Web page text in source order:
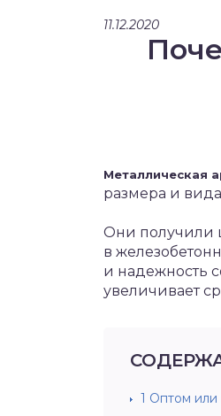
11.12.2020
Металлическая
размера и
Они получили
в
и надежность
увеличивает
1 Оптом или